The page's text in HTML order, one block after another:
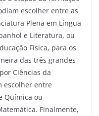
escolher entre as
Plena em Língua
e Literatura, ou
Física, para os
das três grandes
Ciências da
escolher entre
Química ou
Finalmente,